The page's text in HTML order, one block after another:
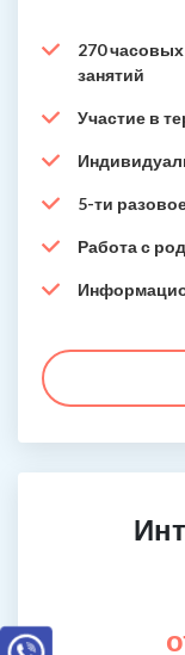
270
занятий
Участие в
5-ти
Работа с